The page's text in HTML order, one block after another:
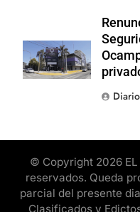
© Copyright 2026 EL
reservados. Queda
parcial del presente
Clasificados y